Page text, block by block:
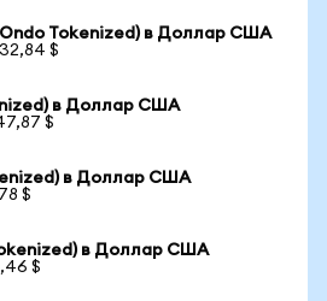
Tokenized) в Доллар США
$
в Доллар США
$
в Доллар США
$
в Доллар США
$